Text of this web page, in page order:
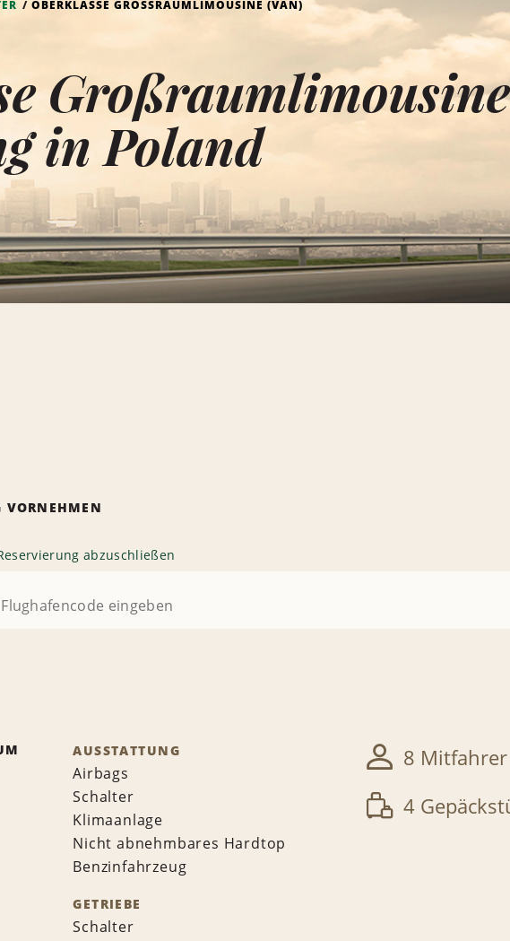
OBERKLASSE GROSSRAUMLIMOUSINE (VAN)
in Poland
VORNEHMEN
abzuschließen
AUSSTATTUNG
Airbags
Schalter
Klimaanlage
Nicht abnehmbares Hardtop
Benzinfahrzeug
GETRIEBE
Schalter
8 Mitfahrer
4